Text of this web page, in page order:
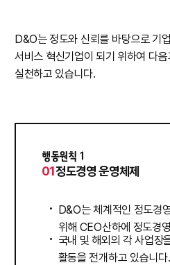
D&O는정도와 신뢰를 바탕으로 기
서비스 혁신기업이 되기 위하여 다음
실천하고 있습니다.
행동원칙 1
01정도경영 운영체제
D&O는 체계적인 정도경
위해 CEO산하에 정도경
국내 및 해외의 각 사업장
활동을 전개하고 있습니다.